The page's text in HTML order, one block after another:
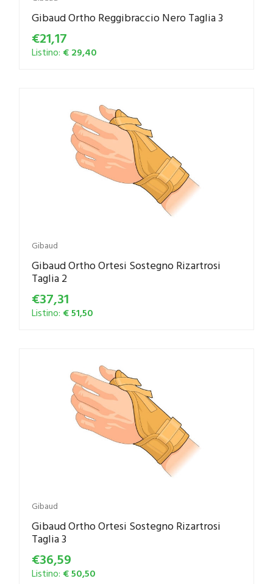
Gibaud Ortho Reggibraccio Nero Taglia 3
€21,17
Listino: € 29,40
Gibaud
Gibaud Ortho Ortesi Sostegno Rizartrosi
Taglia 2
€37,31
Listino: € 51,50
Gibaud
Gibaud Ortho Ortesi Sostegno Rizartrosi
Taglia 3
€36,59
Listino: € 50,50